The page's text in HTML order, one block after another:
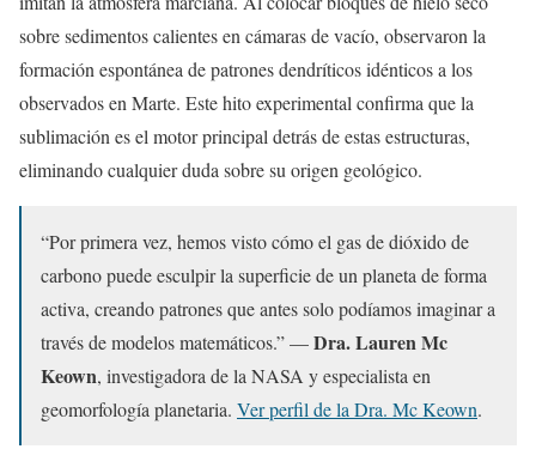
sobre sedimentos calientes en cámaras de vacío, observaron la
formación espontánea de patrones dendríticos idénticos a los
observados en Marte. Este hito experimental confirma que la
sublimación es el motor principal detrás de estas estructuras,
eliminando cualquier duda sobre su origen geológico.
“Por primera vez, hemos visto cómo el gas de dióxido de
carbono puede esculpir la superficie de un planeta de forma
activa, creando patrones que antes solo podíamos imaginar a
través de modelos matemáticos.” —Dra. Lauren Mc
Keown, investigadora de la NASA y especialista en
geomorfología planetaria. Ver perfil de la Dra. Mc Keown.